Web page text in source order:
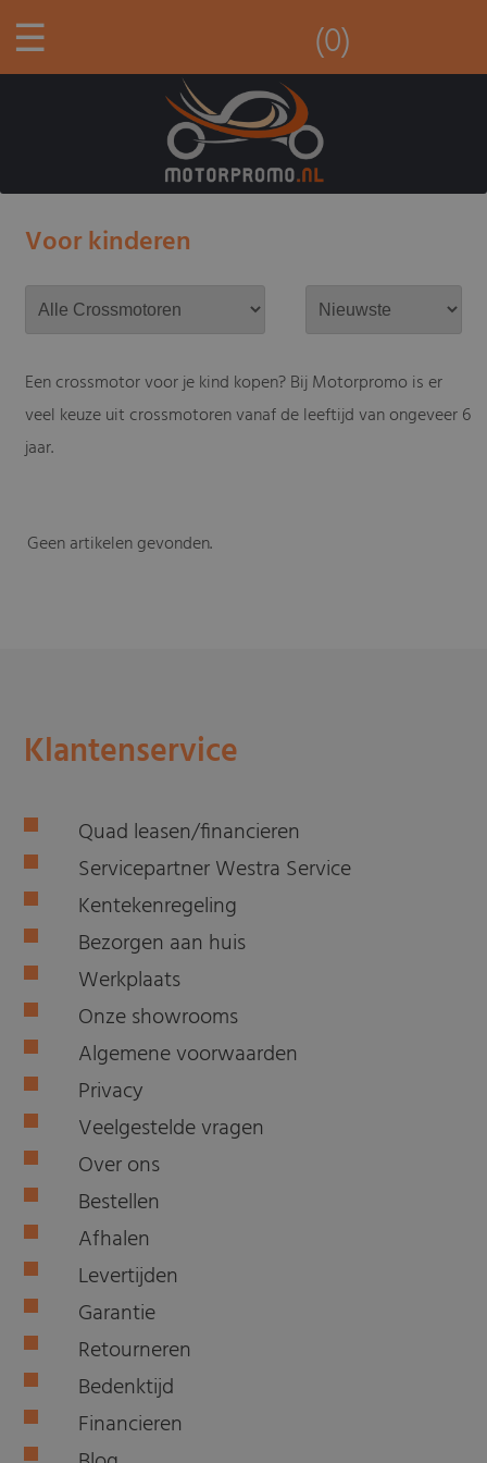
☰ (0)
Voor kinderen
Een crossmotor voor je kind kopen? Bij Motorpromo is er
veel keuze uit crossmotoren vanaf de leeftijd van ongeveer 6
jaar.
Geen artikelen gevonden.
Klantenservice
Quad leasen/financieren
Servicepartner Westra Service
Kentekenregeling
Bezorgen aan huis
Werkplaats
Onze showrooms
Algemene voorwaarden
Privacy
Veelgestelde vragen
Over ons
Bestellen
Afhalen
Levertijden
Garantie
Retourneren
Bedenktijd
Financieren